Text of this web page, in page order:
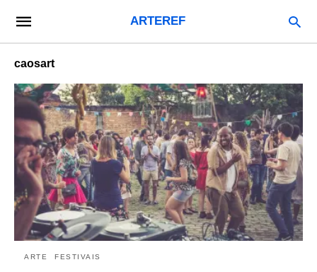
ARTEREF
caosart
ARTE FESTIVAIS